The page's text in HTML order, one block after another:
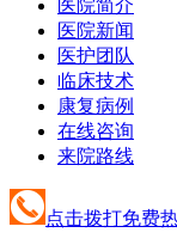
医院简介
医院新闻
医护团队
临床技术
康复病例
在线咨询
来院路线
点击拨打免费